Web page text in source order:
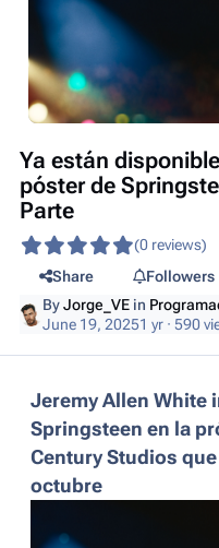
Ya están
póster de
Parte
(0 reviews)
Share
Followers
ByJorge_VE in
June 19, 20251 yr · 590
Jeremy Allen White
Springsteen en la
Century Studios
octubre